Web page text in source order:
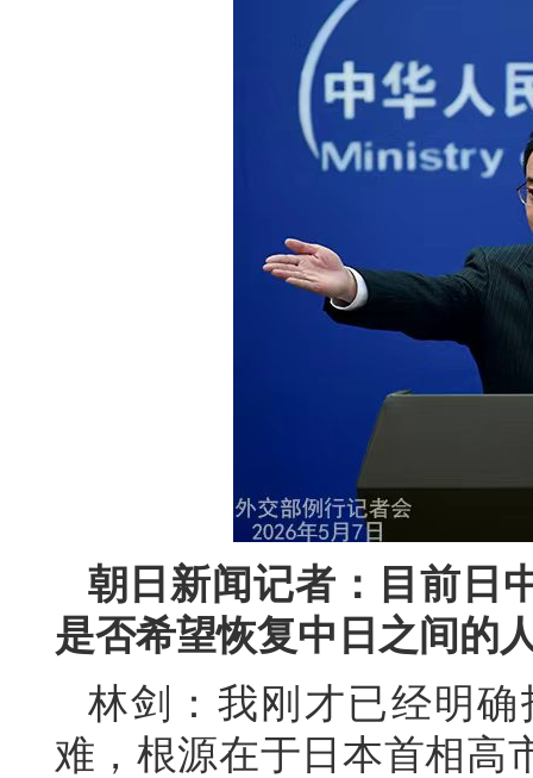
朝日新闻记者：目前日
是否希望恢复中日之间的
林剑：我刚才已经明
难，根源在于日本首相高